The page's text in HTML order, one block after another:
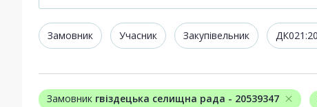
Замовник Учасник Закупівельник
Замовник гвіздецька селищна рада - 20539347